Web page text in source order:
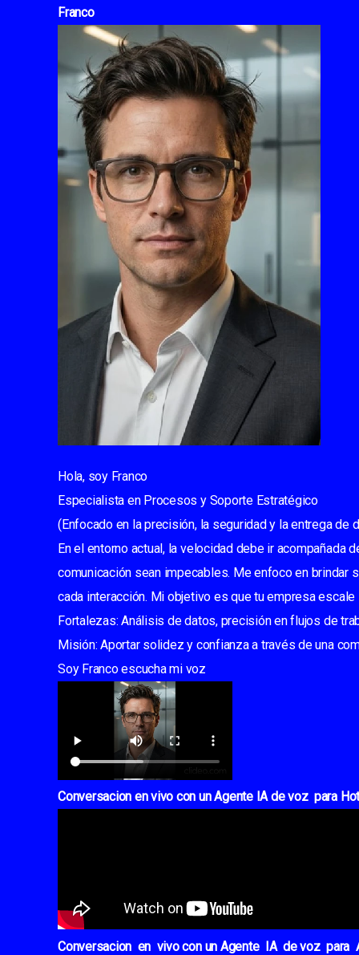
Franco
Hola, soy Franco
Especialista en Procesos y Soporte Estratégico
(Enfocado en la precisión, la seguridad y la entrega de
En el entorno actual, la velocidad debe ir
comunicación sean impecables. Me enfoco en
cada interacción. Mi objetivo es que tu empresa
Fortalezas: Análisis de datos, precisión en flujos de
Misión: Aportar solidez y confianza a través de una
Soy Franco escucha mi voz
Conversacion en vivo con un Agente IA de voz para
Conversacion en vivo con un Agente IA de voz para